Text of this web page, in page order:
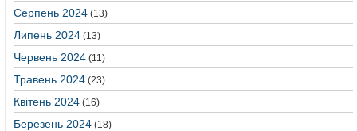
Серпень 2024 (13)
Липень 2024 (13)
Червень 2024 (11)
Травень 2024 (23)
Квітень 2024 (16)
Березень 2024 (18)